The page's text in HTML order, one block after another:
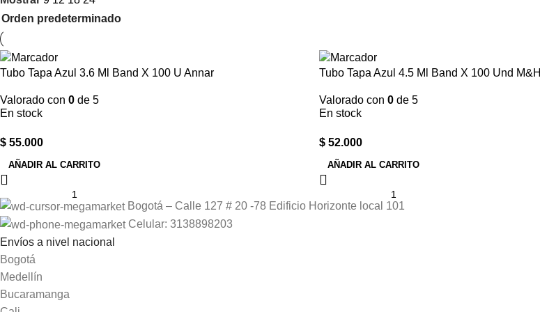
Tubo Tapa Azul 3.6 Ml Band X 100 U Annar
Valorado con 0 de 5
En stock
$ 55.000
AÑADIR AL CARRITO
Tubo Tapa Azul 4.5 Ml Band X 100 Und M&H
Valorado con 0 de 5
En stock
$ 52.000
AÑADIR AL CARRITO
Bogotá – Calle 127 # 20 -78 Edificio Horizonte local 101
Celular: 3138898203
Envíos a nivel nacional
Bogotá
Medellín
Bucaramanga